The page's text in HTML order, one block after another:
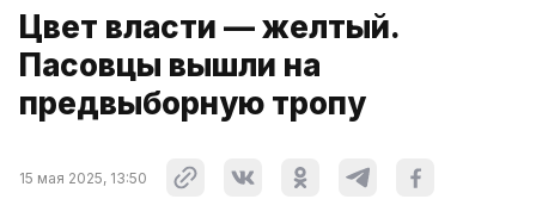
Цвет власти — желтый.
Пасовцы вышли на
предвыборную тропу
15 мая 2025, 13:50